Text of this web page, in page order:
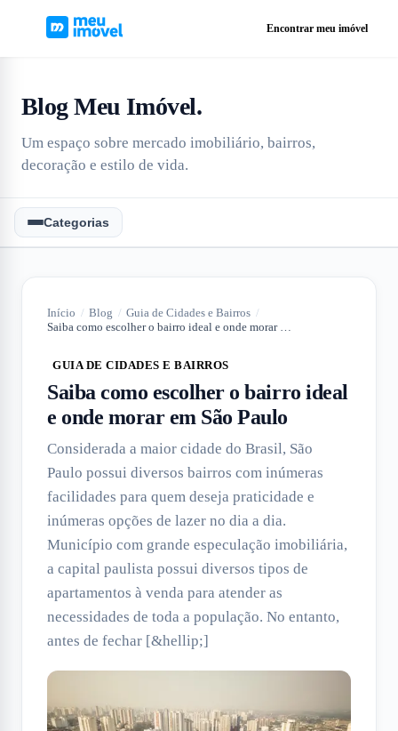
Encontrar meu imóvel
Blog Meu Imóvel.
Um espaço sobre mercado imobiliário, bairros,
decoração e estilo de vida.
Categorias
Início / Blog / Guia de Cidades e Bairros /
Saiba como escolher o bairro ideal e onde morar em São Paulo
GUIA DE CIDADES E BAIRROS
Saiba como escolher o bairro ideal
e onde morar em São Paulo
Considerada a maior cidade do Brasil, São
Paulo possui diversos bairros com inúmeras
facilidades para quem deseja praticidade e
inúmeras opções de lazer no dia a dia.
Município com grande especulação imobiliária,
a capital paulista possui diversos tipos de
apartamentos à venda para atender as
necessidades de toda a população. No entanto,
antes de fechar [&hellip;]